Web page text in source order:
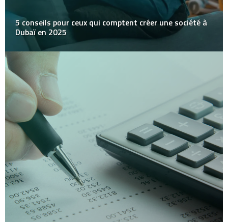
5 conseils pour ceux qui comptent créer une société à
Dubaï en 2025